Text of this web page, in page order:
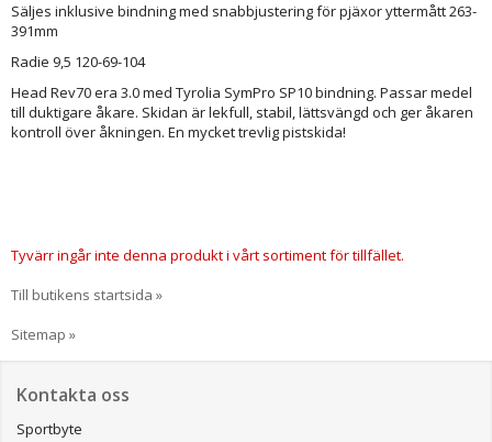
Säljes inklusive bindning med snabbjustering för pjäxor yttermått 263-
391mm
Radie 9,5 120-69-104
Head Rev70 era 3.0 med Tyrolia SymPro SP10 bindning. Passar medel
till duktigare åkare. Skidan är lekfull, stabil, lättsvängd och ger åkaren
kontroll över åkningen. En mycket trevlig pistskida!
Tyvärr ingår inte denna produkt i vårt sortiment för tillfället.
Till butikens startsida »
Sitemap »
Kontakta oss
Sportbyte